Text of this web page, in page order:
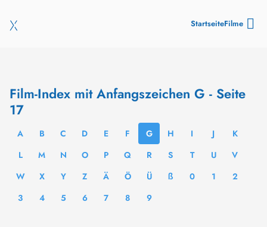
StartseiteFilme
Film-Index mit Anfangszeichen G - Seite
17
A B C D E F G H I J
K
L
M N O P Q R S T U
V
W
X Y Z Ä Ö Ü ß 0 1
2
3
4 5 6 7 8 9